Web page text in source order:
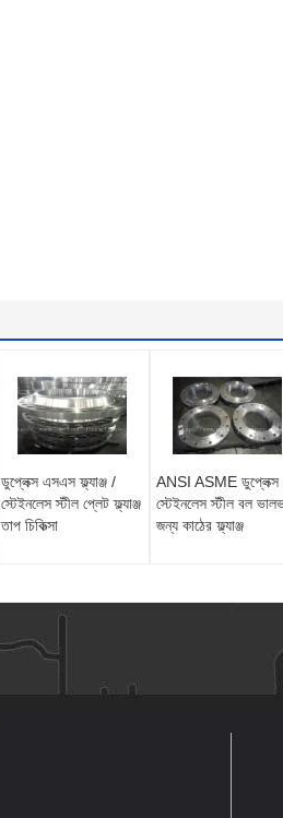
ডুপ্লেক্স এসএস ফ্ল্যাঞ্জ /
স্টেইনলেস স্টীল প্লেট ফ্ল্যাঞ্জ
তাপ চিকিত্সা
ANSI ASME ডুপ্লেক্স
স্টেইনলেস স্টীল বল
জন্য কাঠের ফ্ল্যাঞ্জ